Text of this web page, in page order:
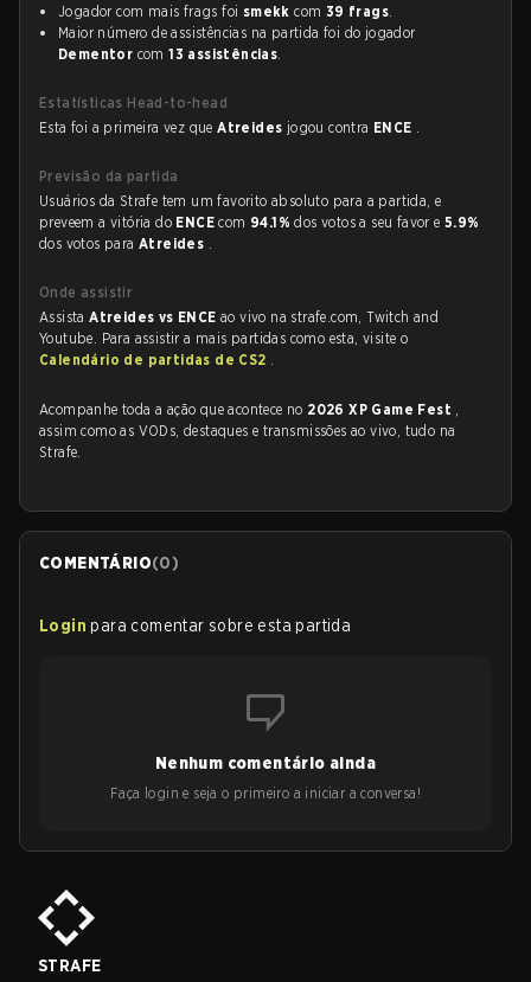
Jogador com mais frags foi smekk com 39 frags.
Maior número de assistências na partida foi do jogador
Dementor com13 assistências.
Estatísticas Head-to-head
Esta foi a primeira vez queAtreides jogou contra ENCE .
Previsão da partida
Usuários da Strafe tem um favorito absoluto para a partida, e
preveem a vitória do ENCEcom 94.1%dos votos a seu favor e5.9%
dos votos para Atreides .
Onde assistir
AssistaAtreides vs ENCEao vivo na strafe.com, Twitch and
Youtube. Para assistir a mais partidas como esta, visite o
Calendário de partidas de CS2 .
Acompanhe toda a ação que acontece no 2026 XP Game Fest ,
assim como as VODs, destaques e transmissões ao vivo, tudo na
Strafe.
COMENTÁRIO(0)
Login para comentar sobre esta partida
Nenhum comentário ainda
Faça login e seja o primeiro a iniciar a conversa!
STRAFE